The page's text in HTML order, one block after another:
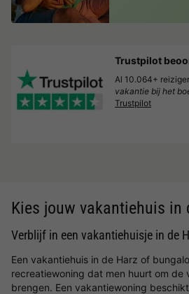
Trustpilot
Al 10.064+
vakantie bij het
Trustpilot
Kies jouw vakantiehuis in
Verblijf in een vakantiehuisje in de
Een vakantiehuis in de Harz of
recreatiewoning dat men huurt om de
brengen. Een vakantiewoning